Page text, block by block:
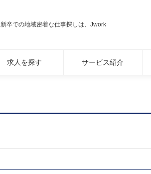
新卒での地域密着な仕事探しは、Jwork
求人を探す サービス紹介